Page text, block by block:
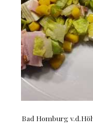
Bad Homburg